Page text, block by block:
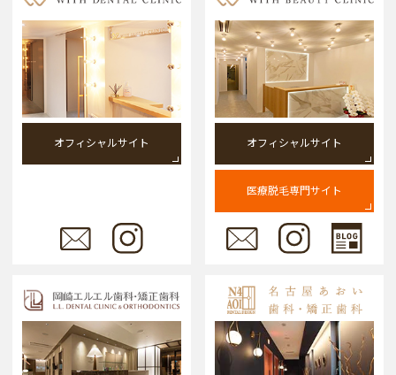
オフィシャルサイト オフィシャルサイト
医療脱毛専門サイト